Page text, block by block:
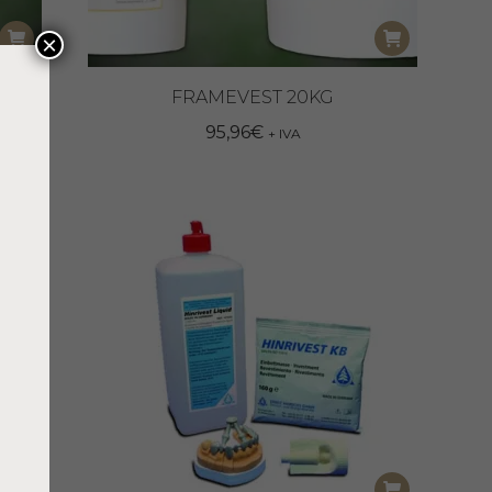
FRAMEVEST 20KG
95,96€ + IVA
×